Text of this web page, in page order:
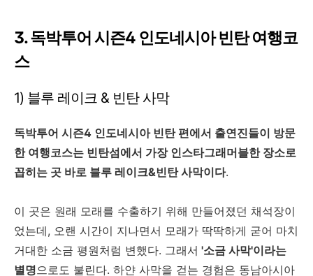
3. 독박투어 시즌4 인도네시아 빈탄 여행코
스
1) 블루 레이크 & 빈탄 사막
독박투어 시즌4 인도네시아 빈탄 편에서 출연진들이 방문
한 여행코스는 빈탄섬에서 가장 인스타그래머블한 장소로
꼽히는 곳 바로 블루 레이크&빈탄 사막이다.
이 곳은 원래 모래를 수출하기 위해 만들어졌던 채석장이
었는데, 오랜 시간이 지나면서 모래가 딱딱하게 굳어 마치
거대한 소금 평원처럼 변했다. 그래서 '소금 사막'이라는
별명으로도 불린다. 하얀 사막을 걷는 경험은 동남아시아